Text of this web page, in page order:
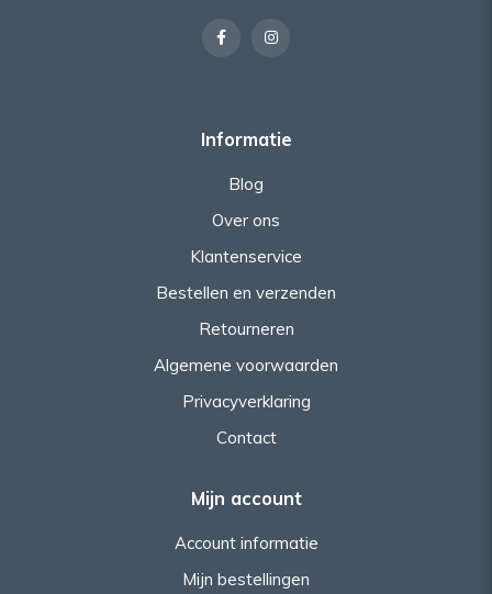
Informatie
Blog
Over ons
Klantenservice
Bestellen en verzenden
Retourneren
Algemene voorwaarden
Privacyverklaring
Contact
Mijn account
Account informatie
Mijn bestellingen